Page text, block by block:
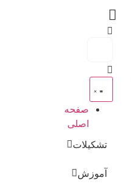
صفحه
اصلی
تشکیلات
آموزش